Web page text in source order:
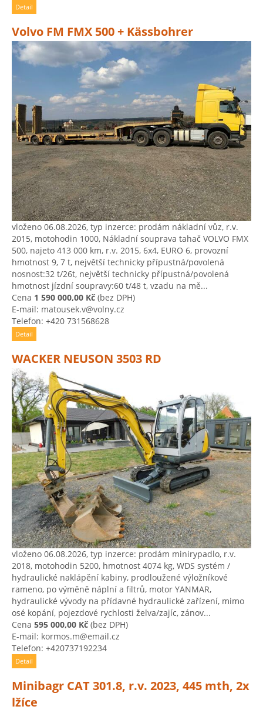
Detail
Volvo FM FMX 500 + Kässbohrer
vloženo 06.08.2026, typ inzerce: prodám nákladní vůz, r.v.
2015, motohodin 1000, Nákladní souprava tahač VOLVO FMX
500, najeto 413 000 km, r.v. 2015, 6x4, EURO 6, provozní
hmotnost 9, 7 t, největší technicky přípustná/povolená
nosnost:32 t/26t, největší technicky přípustná/povolená
hmotnost jízdní soupravy:60 t/48 t, vzadu na mě...
Cena 1 590 000,00 Kč (bez DPH)
E-mail: matousek.v@volny.cz
Telefon: +420 731568628
Detail
WACKER NEUSON 3503 RD
vloženo 06.08.2026, typ inzerce: prodám minirypadlo, r.v.
2018, motohodin 5200, hmotnost 4074 kg, WDS systém /
hydraulické naklápění kabiny, prodloužené výložníkové
rameno, po výměně náplní a filtrů, motor YANMAR,
hydraulické vývody na přídavné hydraulické zařízení, mimo
osé kopání, pojezdové rychlosti želva/zajíc, zánov...
Cena 595 000,00 Kč (bez DPH)
E-mail: kormos.m@email.cz
Telefon: +420737192234
Detail
Minibagr CAT 301.8, r.v. 2023, 445 mth, 2x
lžíce